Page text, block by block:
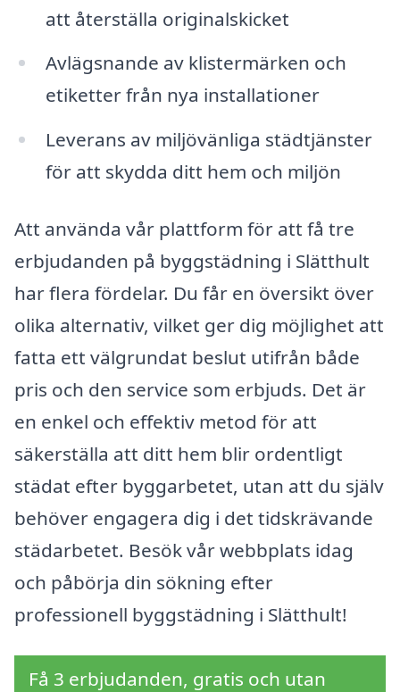
att återställa originalskicket
Avlägsnande av klistermärken och
etiketter från nya installationer
Leverans av miljövänliga städtjänster
för att skydda ditt hem och miljön
Att använda vår plattform för att få tre
erbjudanden på byggstädning i Slätthult
har flera fördelar. Du får en översikt över
olika alternativ, vilket ger dig möjlighet att
fatta ett välgrundat beslut utifrån både
pris och den service som erbjuds. Det är
en enkel och effektiv metod för att
säkerställa att ditt hem blir ordentligt
städat efter byggarbetet, utan att du själv
behöver engagera dig i det tidskrävande
städarbetet. Besök vår webbplats idag
och påbörja din sökning efter
professionell byggstädning i Slätthult!
Få 3 erbjudanden, gratis och utan